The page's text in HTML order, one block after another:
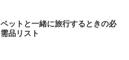
ペットと一緒に旅行するときの必
需品リスト